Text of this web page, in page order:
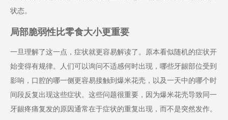
状态。
局部脆弱性比零食大小更重要
一旦理解了这一点，症状就更容易解读了。原本看似随机的症状开
始变得有规律。人们可以询问不适感何时出现，哪些牙龈部位受到
影响，口腔的哪一侧更容易接触到爆米花壳，以及一天中的哪个时
间段反复出现这些症状。这些问题很重要，因为爆米花壳导致同一
牙龈疼痛复发的原因通常在于症状的重复出现，而不是突然发作。